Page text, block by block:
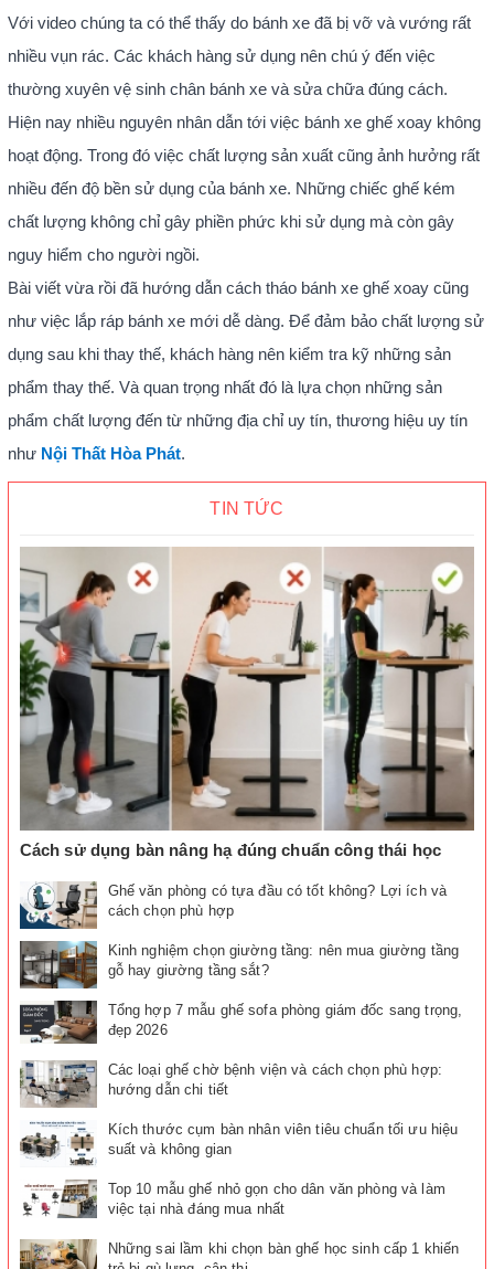
Với video chúng ta có thể thấy do bánh xe đã bị vỡ và vướng rất
nhiều vụn rác. Các khách hàng sử dụng nên chú ý đến việc
thường xuyên vệ sinh chân bánh xe và sửa chữa đúng cách.
Hiện nay nhiều nguyên nhân dẫn tới việc bánh xe ghế xoay không
hoạt động. Trong đó việc chất lượng sản xuất cũng ảnh hưởng rất
nhiều đến độ bền sử dụng của bánh xe. Những chiếc ghế kém
chất lượng không chỉ gây phiền phức khi sử dụng mà còn gây
nguy hiểm cho người ngồi.
Bài viết vừa rồi đã hướng dẫn cách tháo bánh xe ghế xoay cũng
như việc lắp ráp bánh xe mới dễ dàng. Để đảm bảo chất lượng sử
dụng sau khi thay thế, khách hàng nên kiểm tra kỹ những sản
phẩm thay thế. Và quan trọng nhất đó là lựa chọn những sản
phẩm chất lượng đến từ những địa chỉ uy tín, thương hiệu uy tín
như Nội Thất Hòa Phát.
TIN TỨC
Cách sử dụng bàn nâng hạ đúng chuẩn công thái học
Ghế văn phòng có tựa đầu có tốt không? Lợi ích và
cách chọn phù hợp
Kinh nghiệm chọn giường tầng: nên mua giường tầng
gỗ hay giường tầng sắt?
Tổng hợp 7 mẫu ghế sofa phòng giám đốc sang trọng,
đẹp 2026
Các loại ghế chờ bệnh viện và cách chọn phù hợp:
hướng dẫn chi tiết
Kích thước cụm bàn nhân viên tiêu chuẩn tối ưu hiệu
suất và không gian
Top 10 mẫu ghế nhỏ gọn cho dân văn phòng và làm
việc tại nhà đáng mua nhất
Những sai lầm khi chọn bàn ghế học sinh cấp 1 khiến